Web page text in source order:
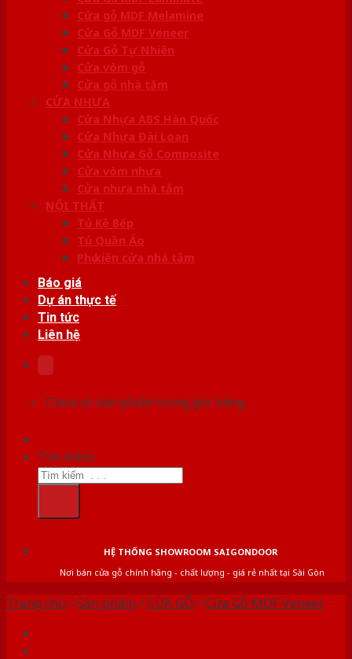
Cửa gỗ MDF Melamine
Cửa Gỗ MDF Veneer
Cửa Gỗ Tự Nhiên
Cửa vòm gỗ
Cửa gỗ nhà tắm
CỬA NHỰA
Cửa Nhựa ABS Hàn Quốc
Cửa Nhựa Đài Loan
Cửa Nhựa Gỗ Composite
Cửa vòm nhựa
Cửa nhựa nhà tắm
NỘI THẤT
Tủ Kệ Bếp
Tủ Quần Áo
Phụ kiện cửa nhà tắm
Báo giá
Dự án thực tế
Tin tức
Liên hệ
Chưa có sản phẩm trong giỏ hàng.
Tìm kiếm:
HỆ THỐNG SHOWROOM SAIGONDOOR
Nơi bán cửa gỗ chính hãng - chất lượng - giá rẻ nhất tại Sài Gòn
Trang chủ /Sản phẩm /CỬA GỖ /Cửa Gỗ MDF Veneer